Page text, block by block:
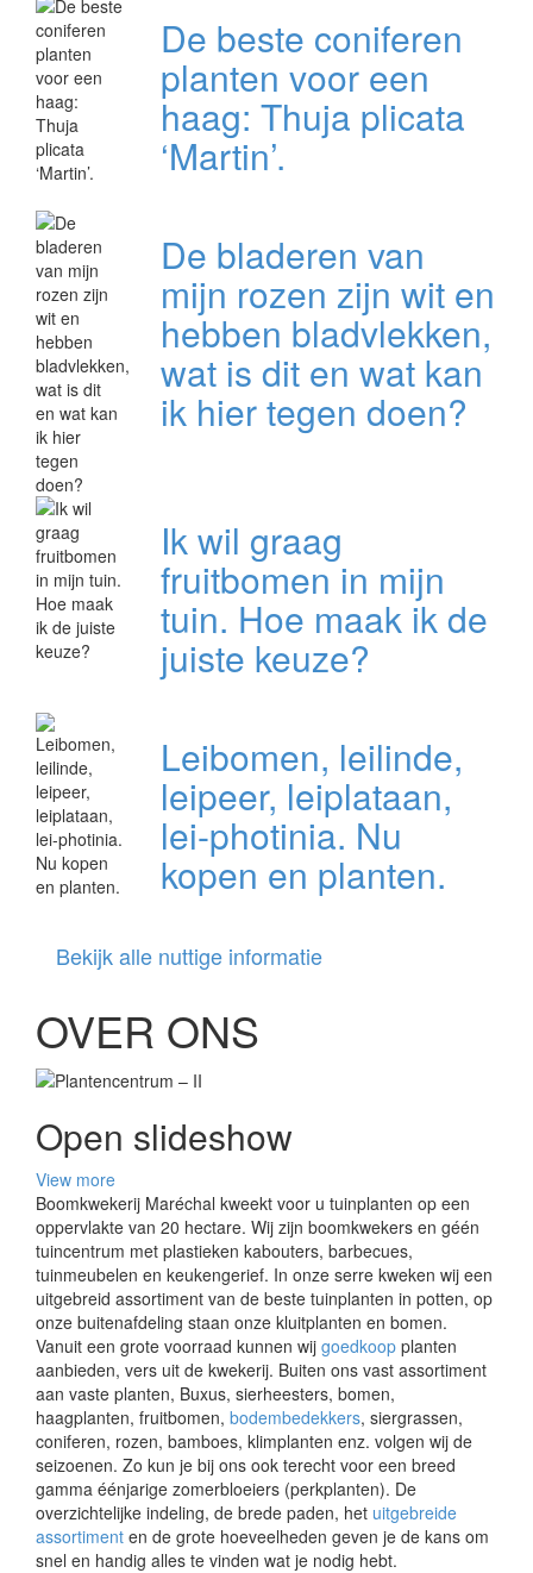
De beste coniferen
planten voor een
haag: Thuja plicata
‘Martin’.
De bladeren van
mijn rozen zijn wit en
hebben bladvlekken,
wat is dit en wat kan
ik hier tegen doen?
Ik wil graag
fruitbomen in mijn
tuin. Hoe maak ik de
juiste keuze?
Leibomen, leilinde,
leipeer, leiplataan,
lei-photinia. Nu
kopen en planten.
Bekijk alle nuttige informatie
OVER ONS
Open slideshow
View more
Boomkwekerij Maréchal kweekt voor u tuinplanten op een
oppervlakte van 20 hectare. Wij zijn boomkwekers en géén
tuincentrum met plastieken kabouters, barbecues,
tuinmeubelen en keukengerief. In onze serre kweken wij een
uitgebreid assortiment van de beste tuinplanten in potten, op
onze buitenafdeling staan onze kluitplanten en bomen.
Vanuit een grote voorraad kunnen wij goedkoop planten
aanbieden, vers uit de kwekerij. Buiten ons vast assortiment
aan vaste planten, Buxus, sierheesters, bomen,
haagplanten, fruitbomen, bodembedekkers, siergrassen,
coniferen, rozen, bamboes, klimplanten enz. volgen wij de
seizoenen. Zo kun je bij ons ook terecht voor een breed
gamma éénjarige zomerbloeiers (perkplanten). De
overzichtelijke indeling, de brede paden, het uitgebreide
assortiment en de grote hoeveelheden geven je de kans om
snel en handig alles te vinden wat je nodig hebt.